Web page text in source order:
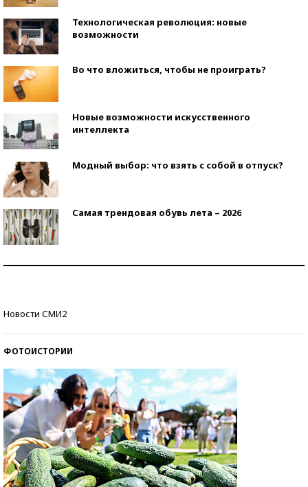
Технологическая революция: новые
возможности
Во что вложиться, чтобы не проиграть?
Новые возможности искусственного
интеллекта
Модный выбор: что взять с собой в отпуск?
Самая трендовая обувь лета – 2026
Новости СМИ2
ФОТОИСТОРИИ